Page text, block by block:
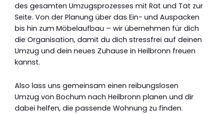
des gesamten Umzugsprozesses mit Rat und Tat zur
Seite. Von der Planung über das Ein- und Auspacken
bis hin zum Möbelaufbau – wir übernehmen für dich
die Organisation, damit du dich stressfrei auf deinen
Umzug und dein neues Zuhause in Heilbronn freuen
kannst.
Also lass uns gemeinsam einen reibungslosen
Umzug von Bochum nach Heilbronn planen und dir
dabei helfen, die passende Wohnung zu finden.